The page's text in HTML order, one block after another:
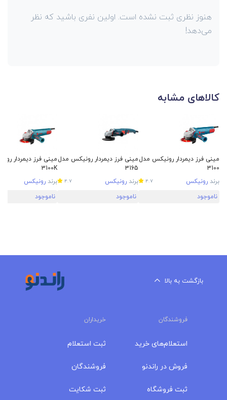
هنوز نظری ثبت نشده است. اولین نفری باشید که نظر
می‌دهد!
کالاهای مشابه
مینی فرز دیمردار رونیکس مدل
3100
برند رونیکس 4.7
ناموجود
مینی فرز دیمردار رونیکس مدل
3165
برند رونیکس 4.7
ناموجود
مینی فرز دیمردار
3100K
برند رونیکس
ناموجود
بازگشت به بالا
فروشندگان خریداران
استعلام‌های خرید
فروش در راندنو
ثبت فروشگاه
ثبت استعلام
فروشندگان
ثبت شکایت